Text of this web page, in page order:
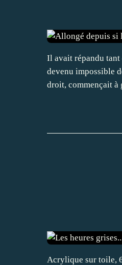
Il avait répandu tant
devenu impossible
droit, commençait à
Acrylique sur toile,